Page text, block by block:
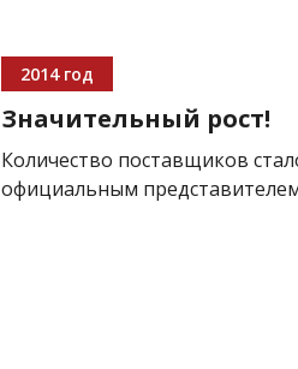
2014 год
Значительный рост!
Количество поставщиков
официальным